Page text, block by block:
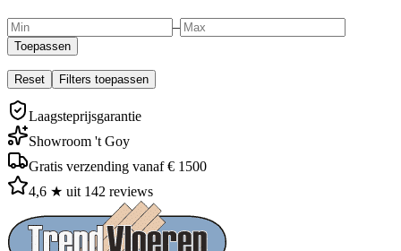
–
Toepassen
Reset Filters toepassen
Laagsteprijsgarantie
Showroom 't Goy
Gratis verzending vanaf € 1500
4,6 ★ uit 142 reviews